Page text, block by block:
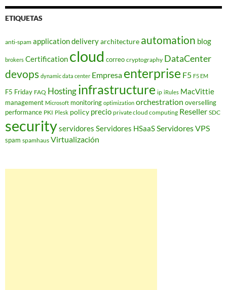
ETIQUETAS
anti-spam application deliveryarchitecture automation blog
brokers Certification cloud correo cryptography DataCenter
devops dynamic data center Empresa enterprise F5 F5 EM
F5 Friday FAQ Hostinginfrastructure ip iRules MacVittie
management Microsoft monitoring optimization orchestration overselling
performance PKI Plesk policy precio private cloud computing Reseller SDC
securityservidores Servidores HSaaSServidores VPS
spam spamhaus Virtualización